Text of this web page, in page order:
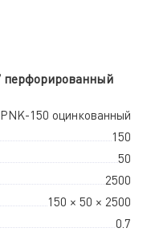
перфорированный
PNK-150 оцинкованный
150
50
2500
150 × 50 × 2500
0.7